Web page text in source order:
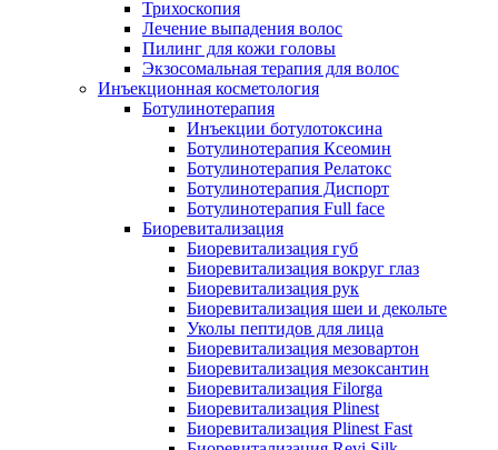
Трихоскопия
Лечение выпадения волос
Пилинг для кожи головы
Экзосомальная терапия для волос
Инъекционная косметология
Ботулинотерапия
Инъекции ботулотоксина
Ботулинотерапия Ксеомин
Ботулинотерапия Релатокс
Ботулинотерапия Диспорт
Ботулинотерапия Full face
Биоревитализация
Биоревитализация губ
Биоревитализация вокруг глаз
Биоревитализация рук
Биоревитализация шеи и декольте
Уколы пептидов для лица
Биоревитализация мезовартон
Биоревитализация мезоксантин
Биоревитализация Filorga
Биоревитализация Plinest
Биоревитализация Plinest Fast